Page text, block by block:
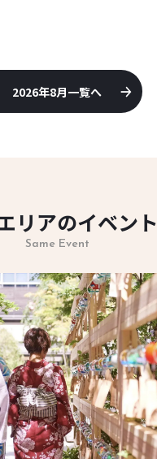
2026年8月一覧へ
リアのイベント
Same Event